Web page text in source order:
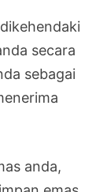
secara
sebagai
anda,